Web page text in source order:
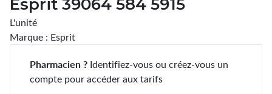
Esprit 39064 584 5915
L'unité
Marque : Esprit
Pharmacien ? Identifiez-vous ou créez-vous un
compte pour accéder aux tarifs